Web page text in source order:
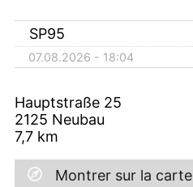
SP95
07.08.2026 - 18:04
Hauptstraße 25
2125 Neubau
7,7 km
Montrer sur la carte